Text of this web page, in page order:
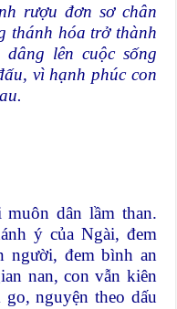
rượu đơn sơ chân
thánh hóa trở thành
lên cuộc sống
vì hạnh phúc con
dân lầm than.
ý của Ngài, đem
người, đem bình an
nan, con vẫn kiên
nguyện theo dấu